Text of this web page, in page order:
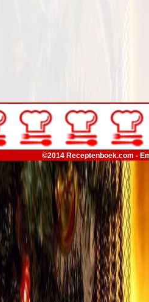
©2014 Receptenboek.com -